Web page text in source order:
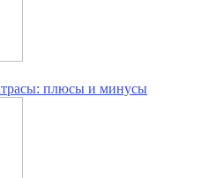
плюсы и минусы